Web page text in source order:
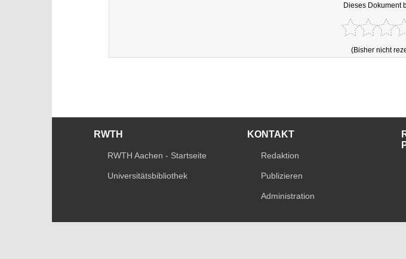
Dieses Dokument
(Bisher nicht
RWTH
RWTH Aachen - Startseite
Universitätsbibliothek
KONTAKT
Redaktion
Publizieren
Administration